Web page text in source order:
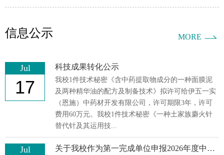
MORE
信息公示
Jul
17
科技成果转化公示
我校1件技术秘密《含中药提取物成分的一种面膜泥
及两种精华油的配方及制备技术》拟许可给伊五一实
（恩施）中药材开发有限公司，许可期限3年，许可
费用60万元。我校1件技术秘密《一种土家族麝火针
替代针及其运用技...
Jul 关于我校作为第一完成单位申报2026年度中国商业联合会科学技术奖--科技进步奖的公示